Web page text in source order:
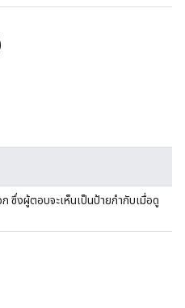
ซึ่งผู้ตอบจะเห็นเป็นป้ายกำกับเมื่อดู